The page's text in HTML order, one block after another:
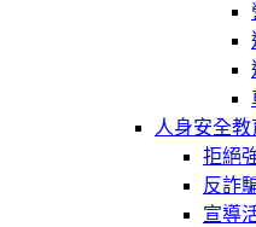
人身安全教
拒絕
反詐
宣導